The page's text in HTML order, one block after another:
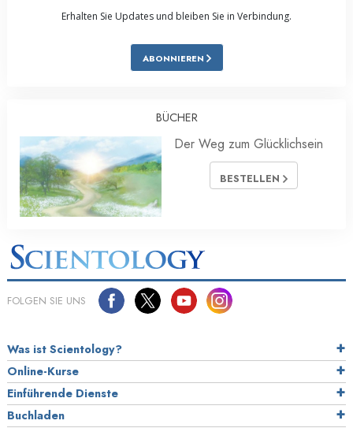
Erhalten Sie Updates und bleiben Sie in Verbindung.
ABONNIEREN
BÜCHER
Der Weg zum Glücklichsein
BESTELLEN
FOLGEN SIE UNS
Was ist Scientology?
Online-Kurse
Einführende Dienste
Buchladen